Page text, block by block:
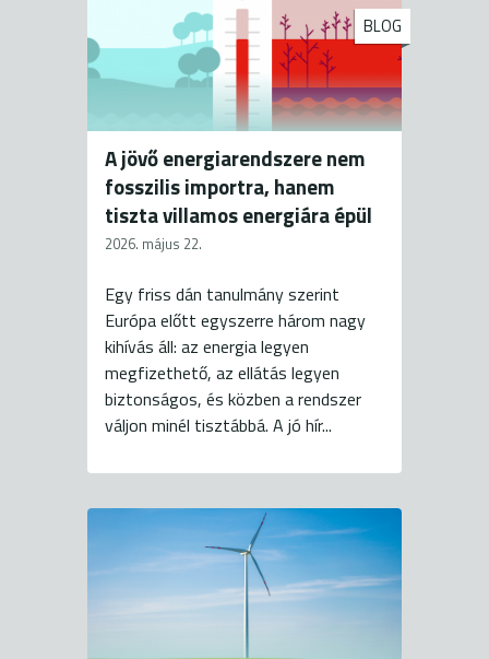
BLOG
A jövő energiarendszere nem
fosszilis importra, hanem
tiszta villamos energiára épül
2026. május 22.
Egy friss dán tanulmány szerint
Európa előtt egyszerre három nagy
kihívás áll: az energia legyen
megfizethető, az ellátás legyen
biztonságos, és közben a rendszer
váljon minél tisztábbá. A jó hír...